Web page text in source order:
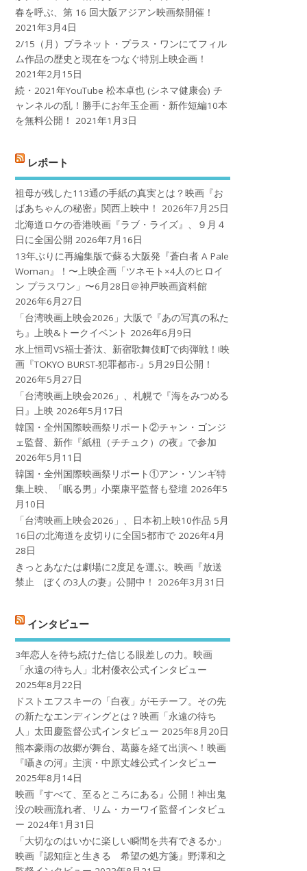
春を呼ぶ、第 16 回大阪アジアン映画祭開催！
2021年3月4日
2/15（月）プラネット・プラス・ワンにてフィル
ム作品の歴史と現在をつなぐ特別上映企画！
2021年2月15日
続・2021年YouTube 松本卓也 (シネマ健康会) チ
ャンネルの乱！勝手にお年玉企画・新作短編10本
を無料公開！
2021年1月3日
レポート
祖母が残した113通の手紙の真実とは？映画『お
ばあちゃんの秘密』関西上映中！
2026年7月25日
北海道ロケの香港映画『ラブ・ライズ』、９月４
日に全国公開 2026年7月16日
13年ぶりに再編集版で蘇る大阪発『蒼白者 A Pale
Woman』！〜上映企画「ツネモト×4人のヒロイ
ン プラスワン」〜6月28日＠神戸映画資料館
2026年6月27日
「台湾映画上映会2026」大阪で『あの写真の私た
ち』上映&トークイベント 2026年6月9日
水上恒司VS福士蒼汰、新宿歌舞伎町で肉弾戦！!映
画『TOKYO BURST-犯罪都市-』5月29日公開！
2026年5月27日
「台湾映画上映会2026」、札幌で『海をみつめる
日』上映 2026年5月17日
韓国・全州国際映画祭リポート②チャン・ゴンジ
ェ監督、新作『紙杻（チチュク）の夜』で参加
2026年5月11日
韓国・全州国際映画祭リポート①アン・ソンギ特
集上映、「眠る男」小栗康平監督も登壇 2026年5
月10日
「台湾映画上映会2026」、日本初上映10作品 5月
16日の北海道を皮切りに全国5都市で 2026年4月
28日
きっとあなたは劇場に2度足を運ぶ。映画『放送
禁止 ぼくの3人の妻』公開中！
2026年3月31日
インタビュー
3年恋人を待ち続けた信じる眼差しの力。映画
「永遠の待ち人」北村優衣公式インタビュー
2025年8月22日
ドストエフスキーの「白夜」がモチーフ。その先
の新たなエンディングとは？映画「永遠の待ち
人」太田慶監督公式インタビュー 2025年8月20日
熊本豪雨の故郷が舞台、葛藤を経て出演へ！映画
『囁きの河』主演・中原丈雄公式インタビュー
2025年8月14日
映画『すべて、至るところにある』公開！神出鬼
没の映画流れ者、リム・カーワイ監督インタビュ
ー 2024年1月31日
「大切なのはいかに楽しい瞬間を共有できるか」
映画『認知症と生きる 希望の処方箋』野澤和之